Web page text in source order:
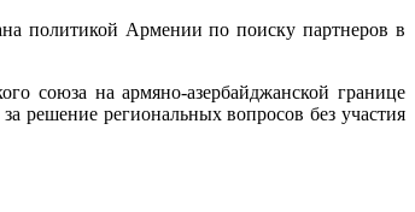
политикой Армении по поиску партнеров в
союза на армяно-азербайджанской границе
решение региональных вопросов без участия